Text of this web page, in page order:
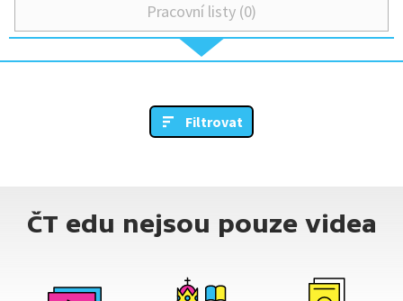
Pracovní listy (0)
Filtrovat
ČT edu nejsou pouze videa